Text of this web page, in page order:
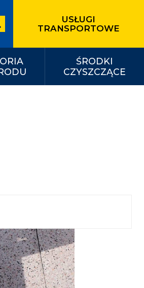
USŁUGI
TRANSPORTOWE
ŚRODKI
CZYSZCZĄCE